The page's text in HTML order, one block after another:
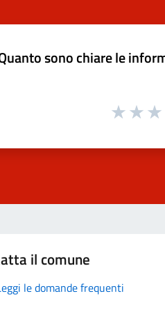
sono chiare le
il comune
le domande frequenti